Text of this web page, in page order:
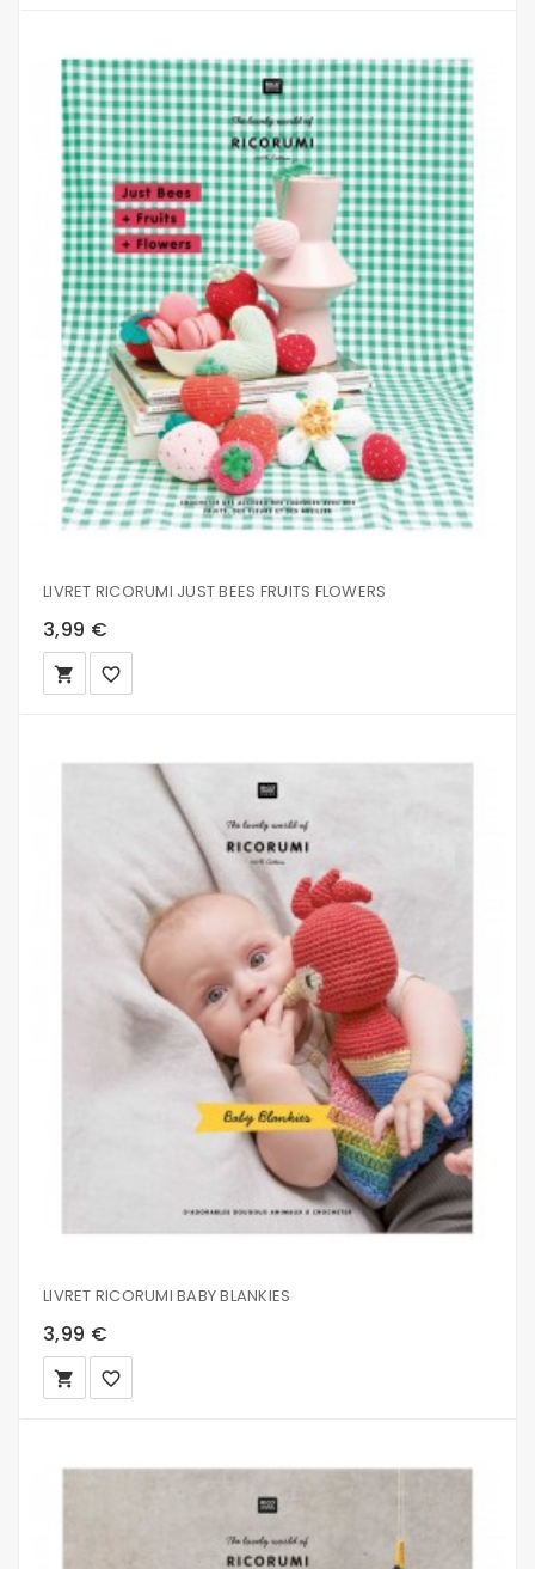
LIVRET RICORUMI JUST BEES FRUITS FLOWERS
3,99 €
local_grocery_store favorite_border
LIVRET RICORUMI BABY BLANKIES
3,99 €
local_grocery_store favorite_border